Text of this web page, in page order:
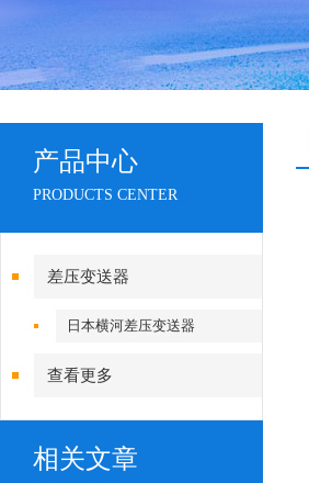
产品中心
PRODUCTS CENTER
差压变送器
日本横河差压变送器
查看更多
相关文章